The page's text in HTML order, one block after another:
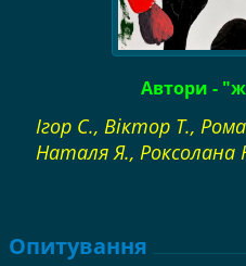
Автори -
Ігор С., Віктор Т.,
Наталя Я., Роксолана
Опитування